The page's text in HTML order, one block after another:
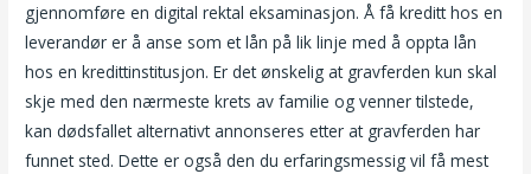
gjennomføre en digital rektal eksaminasjon. Å få kreditt hos en
leverandør er å anse som et lån på lik linje med å oppta lån
hos en kredittinstitusjon. Er det ønskelig at gravferden kun skal
skje med den nærmeste krets av familie og venner tilstede,
kan dødsfallet alternativt annonseres etter at gravferden har
funnet sted. Dette er også den du erfaringsmessig vil få mest